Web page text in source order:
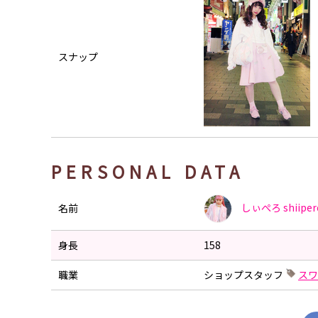
スナップ
PERSONAL DATA
名前 しぃぺろ
身長 158
職業 ショップスタッフ ス